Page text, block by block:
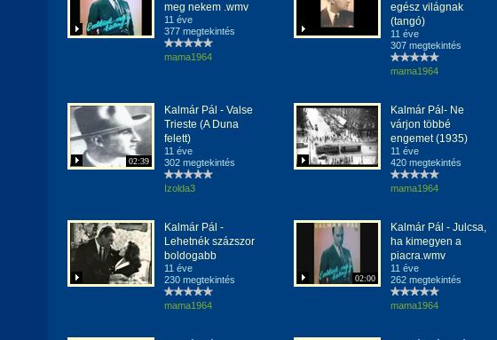
meg nekem .wmv
11 éve
377 megtekintés
mama1964
egész világnak
(tangó)
11 éve
307 megtekintés
mama1964
02:39
Kalmár Pál - Valse
Trieste (A Duna
felett)
11 éve
302 megtekintés
Izolda3
Kalmár Pál- Ne
várjon többé
engemet (1935)
11 éve
420 megtekintés
mama1964
Kalmár Pál -
Lehetnék százszor
boldogabb
11 éve
230 megtekintés
mama1964
02:00
Kalmár Pál - Julcsa,
ha kimegyen a
piacra.wmv
11 éve
262 megtekintés
mama1964